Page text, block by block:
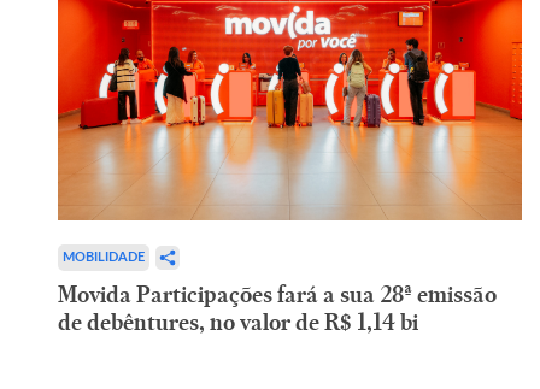
MOBILIDADE
Movida Participações fará a sua 28ª emissão
de debêntures, no valor de R$ 1,14 bi